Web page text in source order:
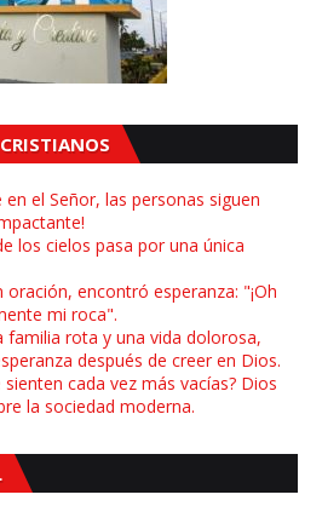
el Señor, las personas siguen
los cielos pasa por una única
encontró esperanza: "¡Oh
mi roca".
familia rota y una vida dolorosa,
después de creer en Dios.
cada vez más vacías? Dios
la sociedad moderna.